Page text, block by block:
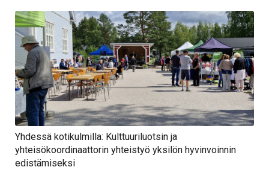
Yhdessä kotikulmilla: Kulttuuriluotsin ja
yhteisökoordinaattorin yhteistyö yksilön hyvinvoinnin
edistämiseksi